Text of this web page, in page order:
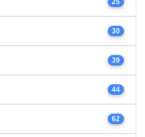
30
39
44
62